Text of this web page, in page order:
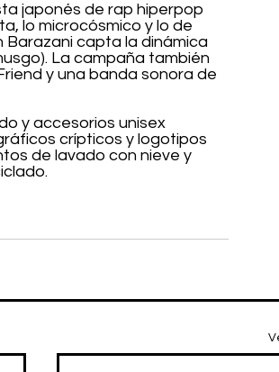
japonés de rap hiperpop
lo microcósmico y lo de
capta la dinámica
La campaña también
y una banda sonora de
y accesorios unisex
crípticos y logotipos
de lavado con nieve y